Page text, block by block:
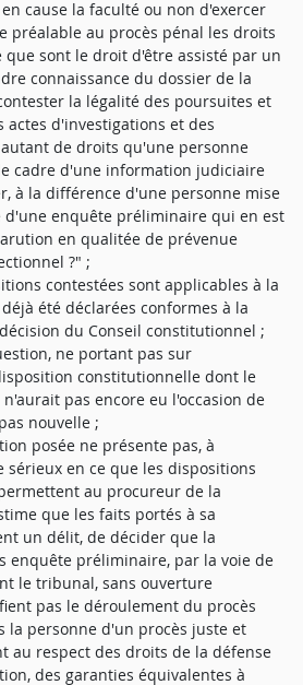
cause la faculté ou non d'exercer
préalable au procès pénal les droits
sont le droit d'être assisté par un
connaissance du dossier de la
la légalité des poursuites et
d'investigations et des
de droits qu'une personne
cadre d'une information judiciaire
à la différence d'une personne mise
d'une enquête préliminaire qui en est
en qualitée de prévenue
?" ;
contestées sont applicables à la
été déclarées conformes à la
du Conseil constitutionnel ;
ne portant pas sur
constitutionnelle dont le
pas encore eu l'occasion de
nouvelle ;
posée ne présente pas, à
sérieux en ce que les dispositions
au procureur de la
que les faits portés à sa
un délit, de décider que la
enquête préliminaire, par la voie de
le tribunal, sans ouverture
pas le déroulement du procès
la personne d'un procès juste et
au respect des droits de la défense
des garanties équivalentes à